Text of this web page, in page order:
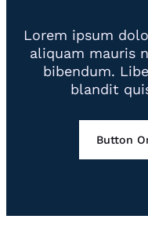
Lorem ipsum
aliquam mauris
bibendum.
blandit
Button